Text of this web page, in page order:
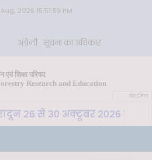
2026 15:51:59 PM
अंग्रेज़ी सूचना का अधिकार
शिक्षा परिषद
Research and Education
वेब ईमेल
26 से 30 अक्टूबर 2026 तक